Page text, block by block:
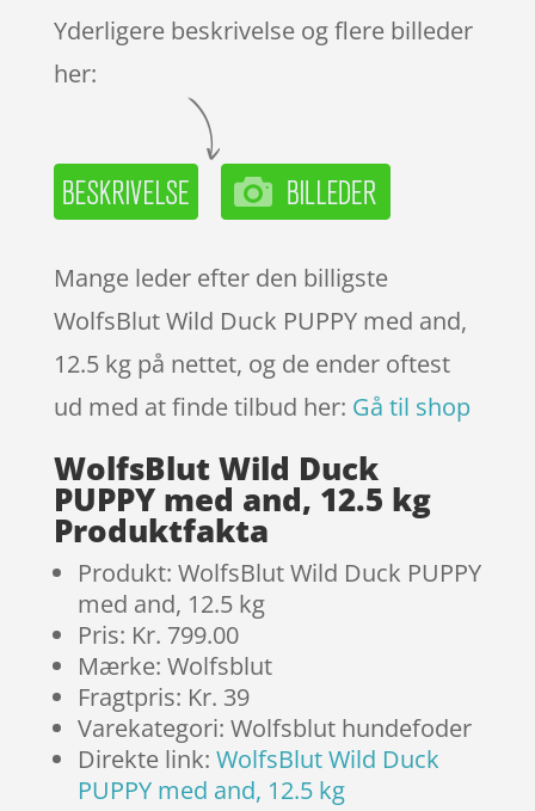
ømmels
er
Yderligere beskrivelse og flere billeder
her:
Mange leder efter den billigste
WolfsBlut Wild Duck PUPPY med and,
12.5 kg på nettet, og de ender oftest
ud med at finde tilbud her: Gå til shop
WolfsBlut Wild Duck
PUPPY med and, 12.5 kg
Produktfakta
Produkt: WolfsBlut Wild Duck PUPPY
med and, 12.5 kg
Pris: Kr. 799.00
Mærke: Wolfsblut
Fragtpris: Kr. 39
Varekategori: Wolfsblut hundefoder
Direkte link: WolfsBlut Wild Duck
PUPPY med and, 12.5 kg